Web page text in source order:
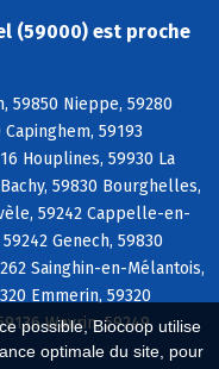
possible, Biocoop utilise
optimale du site, pour
(59000) est proche
59850 Nieppe, 59280
59193
Houplines, 59930 La
59830 Bourghelles,
59242 Cappelle-en-
Genech, 59830
Sainghin-en-Mélantois,
Emmerin, 59320
Wavrin, 59249